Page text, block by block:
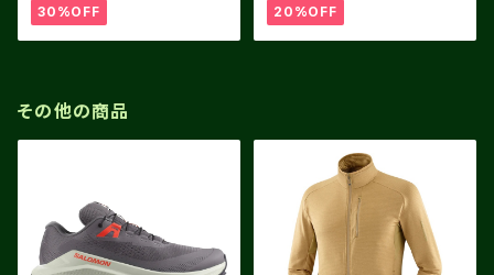
30%OFF 20%OFF
その他の商品